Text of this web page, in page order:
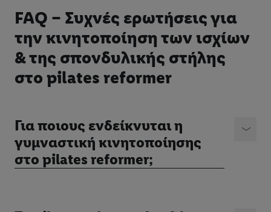
FAQ – Συχνές ερωτήσεις για
την κινητοποίηση των ισχίων
& της σπονδυλικής στήλης
στο pilates reformer
Για ποιους ενδείκνυται η
γυμναστική κινητοποίησης
στο pilates reformer;